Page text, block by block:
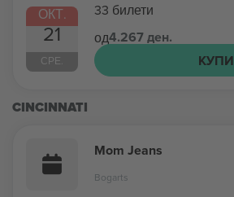
ОКТ.
21
СРЕ.
33 билети
од4.267 ден.
КУПИ
CINCINNATI
Mom Jeans
Bogarts